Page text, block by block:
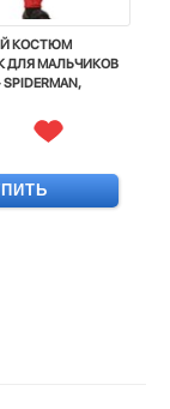
КОСТЮМ
ДЛЯ МАЛЬЧИКОВ